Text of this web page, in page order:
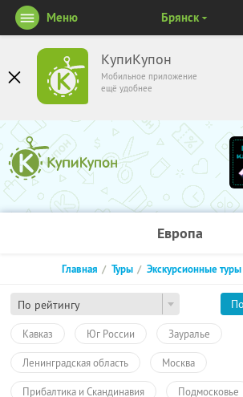
КупиКупон
Мобильное приложение
ещё удобнее
Меню Брянск
Европа
По рейтингу
Главная Туры Экскурсионные туры
Кавказ Юг России Зауралье
Ленинградская область Москва
Прибалтика и Скандинавия Подмосковье